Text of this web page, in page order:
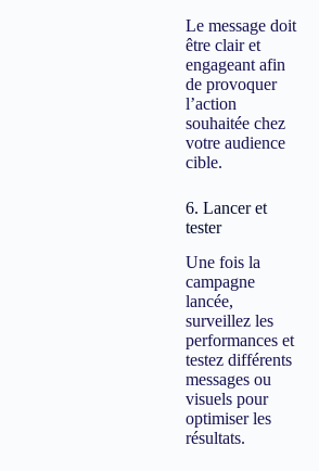
Le message doit
être clair et
engageant afin
de provoquer
l’action
souhaitée chez
votre audience
cible.
6. Lancer et
tester
Une fois la
campagne
lancée,
surveillez les
performances et
testez différents
messages ou
visuels pour
optimiser les
résultats.